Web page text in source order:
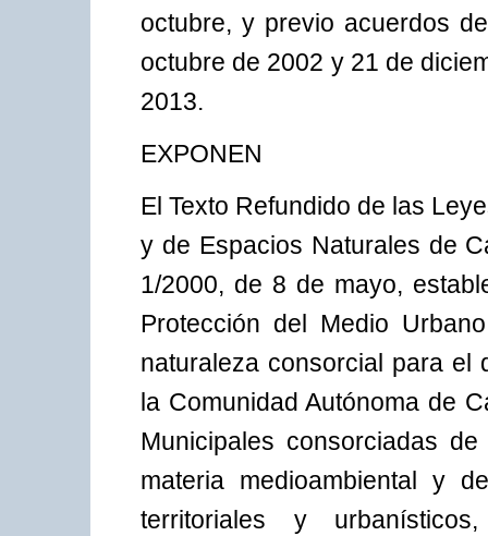
octubre, y previo acuerdos
octubre de 2002 y 21 de
2013.
EXPONEN
El Texto Refundido de las
y de Espacios Naturales de
1/2000, de 8 de mayo,
Protección del Medio
naturaleza consorcial para el
la Comunidad Autónoma de
Municipales consorciadas
materia medioambiental y
territoriales y